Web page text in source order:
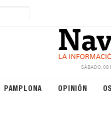
SÁBADO, 08
PAMPLONA OPINIÓN